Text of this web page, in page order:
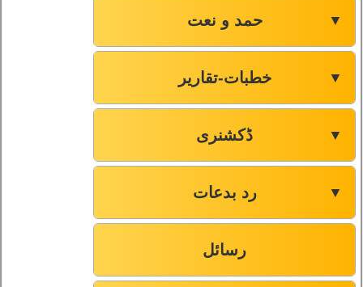
حمد و نعت ▼
خطبات-تقاریر ▼
ڈکشنری ▼
رد بدعات ▼
رسائل